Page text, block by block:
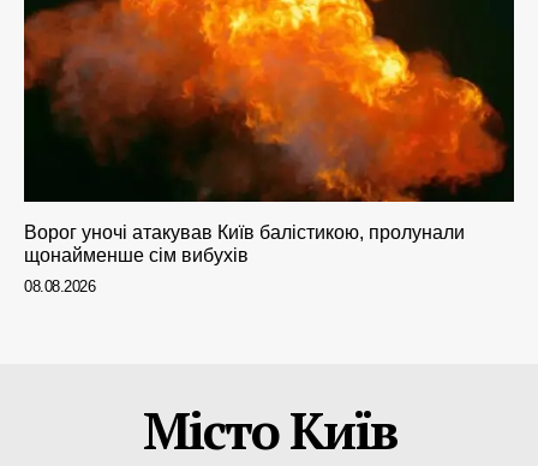
Ворог уночі атакував Київ балістикою, пролунали
щонайменше сім вибухів
08.08.2026
Місто Київ